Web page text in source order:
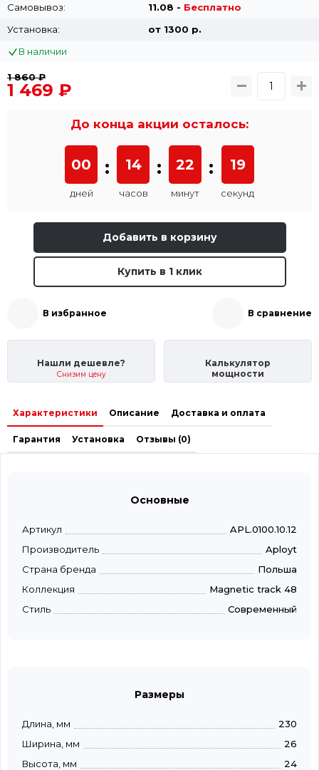
Самовывоз:
11.08 - Бесплатно
Установка:
от 1300 p.
В наличии
1 860 ₽
1 469 ₽
До конца акции осталось:
00
дней
: 14
часов
: 22
минут
: 19
секунд
Добавить в корзину
Купить в 1 клик
В избранное В сравнение
Нашли дешевле?
Снизим цену
Калькулятор
мощности
Характеристики Описание Доставка и оплата
Гарантия Установка Отзывы (0)
Основные
Артикул
APL.0100.10.12
Производитель
Aployt
Страна бренда
Польша
Коллекция
Magnetic track 48
Стиль
Современный
Размеры
Длина, мм
230
Ширина, мм
26
Высота, мм
24